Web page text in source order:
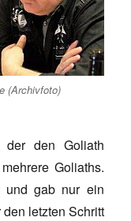
(Archivfoto)
den Goliath
Goliaths.
und gab nur ein
letzten Schritt